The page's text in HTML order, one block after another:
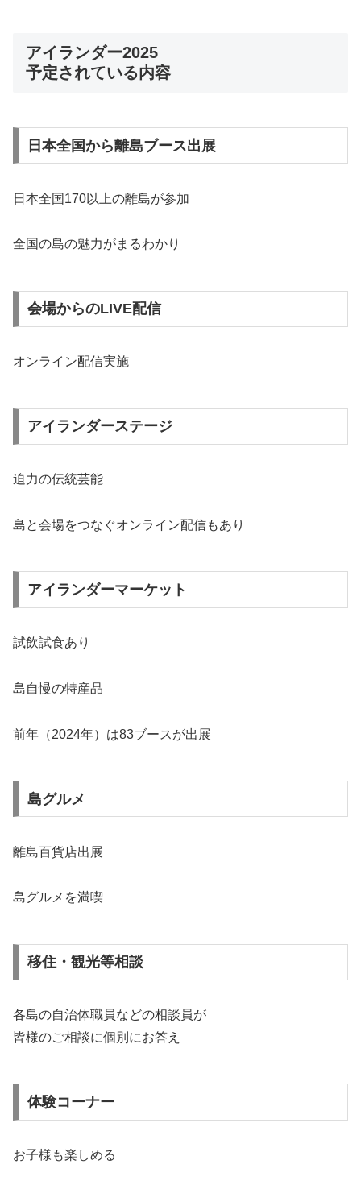
アイランダー2025
予定されている内容
日本全国から離島ブース出展
日本全国170以上の離島が参加
全国の島の魅力がまるわかり
会場からのLIVE配信
オンライン配信実施
アイランダーステージ
迫力の伝統芸能
島と会場をつなぐオンライン配信もあり
アイランダーマーケット
試飲試食あり
島自慢の特産品
前年（2024年）は83ブースが出展
島グルメ
離島百貨店出展
島グルメを満喫
移住・観光等相談
各島の自治体職員などの相談員が
皆様のご相談に個別にお答え
体験コーナー
お子様も楽しめる